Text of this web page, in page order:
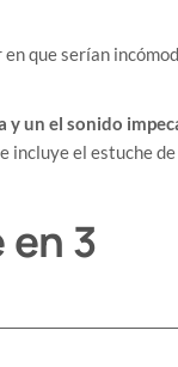
que serían
y un el sonido
incluye el estuche de
3